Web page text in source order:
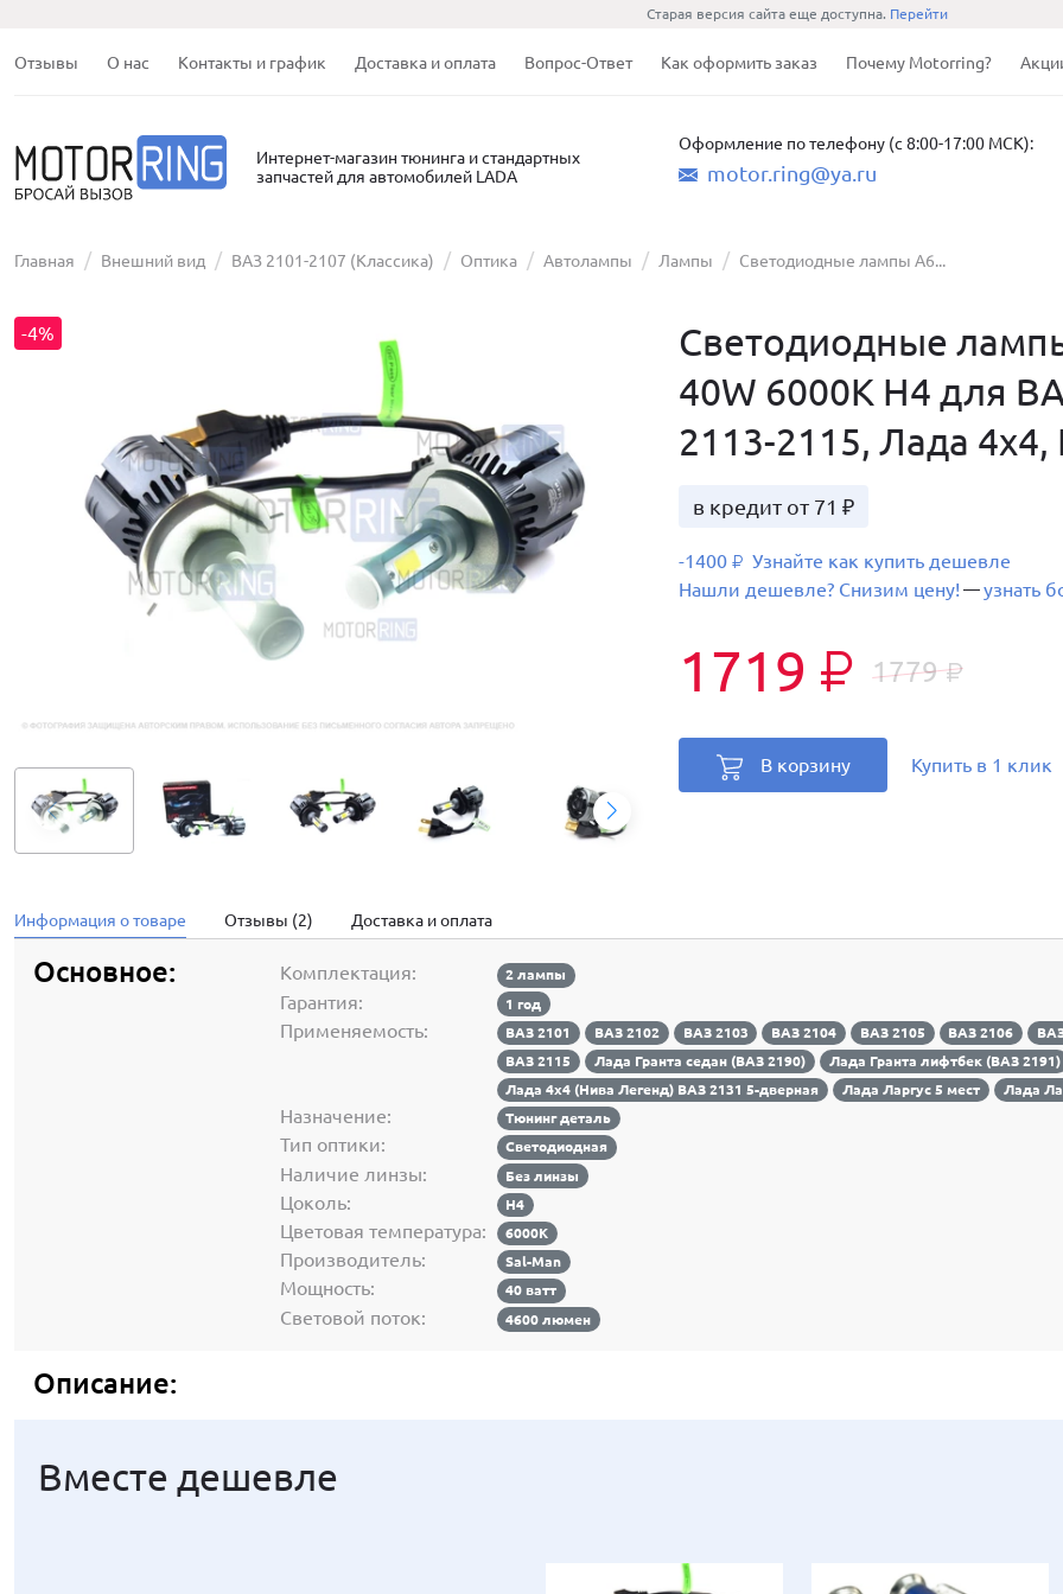
Старая версия сайта еще доступна. Перейти
Отзывы О нас Контакты и график Доставка и оплата Вопрос-Ответ Как оформить заказ Почему Motorring?
Интернет-магазин тюнинга и стандартных
запчастей для автомобилей LADA
Оформление по телефону (с 8:00-17:00 МСК):
motor.ring@ya.ru
Главная Внешний вид ВАЗ 2101-2107 (Классика) Оптика Автолампы Лампы Светодиодные лампы A6...
-4%
Светодиодные
40W 6000K H4 для
2113-2115, Лада 4х4,
в кредит от 71 ₽
-1400 ₽ Узнайте как купить дешевле
Нашли дешевле? Снизим цену! —узнать
1719 ₽ 1779₽
В корзину Купить в 1 клик
Информация о товаре Отзывы (2) Доставка и оплата
Основное: Комплектация: 2 лампы
Гарантия: 1 год
Применяемость: ВАЗ 2101 ВАЗ 2102 ВАЗ 2103 ВАЗ 2104 ВАЗ 2105 ВАЗ 2106
ВАЗ 2115
Лада Гранта седан (ВАЗ 2190)
Лада Гранта лифтбек (ВАЗ 2191)
Лада 4х4 (Нива Легенд) ВАЗ 2131 5-дверная
Лада Ларгус 5 мест Лада
Назначение: Тюнинг деталь
Тип оптики: Светодиодная
Наличие линзы: Без линзы
Цоколь: H4
Цветовая температура: 6000К
Производитель: Sal-Man
Мощность: 40 ватт
Световой поток: 4600 люмен
Описание:
Вместе дешевле
Вместе дешевле
Вместе дешевле
Вместе дешевле
Вместе дешевле
Вместе дешевле